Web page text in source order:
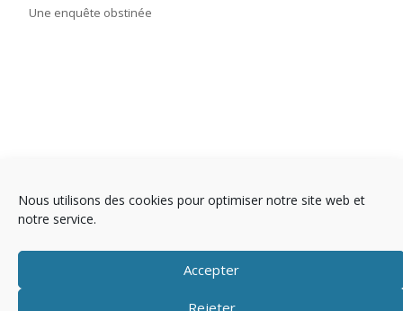
Nous utilisons des cookies pour optimiser notre site web et
notre service.
Accepter
Rejeter
Une enquête obstinée